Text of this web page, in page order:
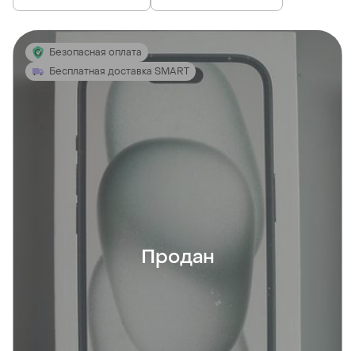
Безопасная оплата
Бесплатная доставка SMART
Продан